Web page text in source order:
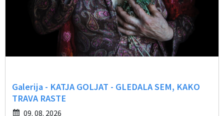
Galerija - KATJA GOLJAT - GLEDALA SEM, KAKO
TRAVA RASTE
09. 08. 2026